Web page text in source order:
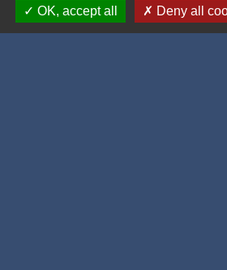
Mél:
OK, accept all
Deny all